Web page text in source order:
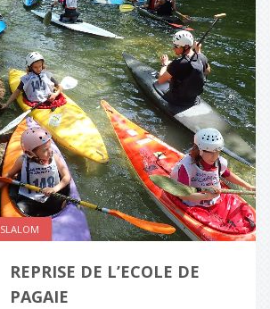
SLALOM
REPRISE DE L’ECOLE DE
PAGAIE